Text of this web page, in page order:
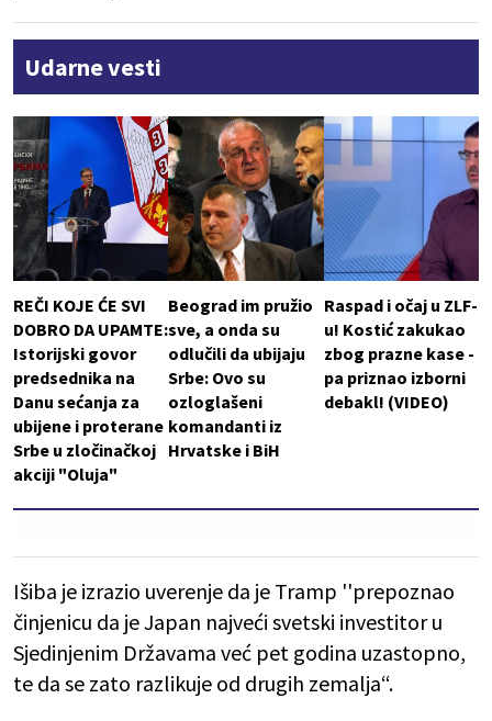
Udarne vesti
REČI KOJE ĆE SVI
DOBRO DA UPAMTE:
Istorijski govor
predsednika na
Danu sećanja za
ubijene i proterane
Srbe u zločinačkoj
akciji "Oluja"
Beograd im pružio
sve, a onda su
odlučili da ubijaju
Srbe: Ovo su
ozloglašeni
komandanti iz
Hrvatske i BiH
Raspad i očaj u ZLF-
u! Kostić zakukao
zbog prazne kase -
pa priznao izborni
debakl! (VIDEO)
Išiba je izrazio uverenje da je Tramp ''prepoznao
činjenicu da je Japan najveći svetski investitor u
Sjedinjenim Državama već pet godina uzastopno,
te da se zato razlikuje od drugih zemalja“.